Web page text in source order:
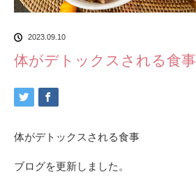
2023.09.10
体がデトックスされる食事
体がデトックスされる食事
ブログを更新しました。